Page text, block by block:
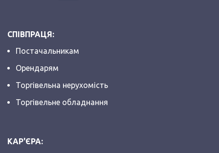
СПІВПРАЦЯ:
Постачальникам
Орендарям
Торгівельна нерухомість
Торгівельне обладнання
КАР'ЄРА: